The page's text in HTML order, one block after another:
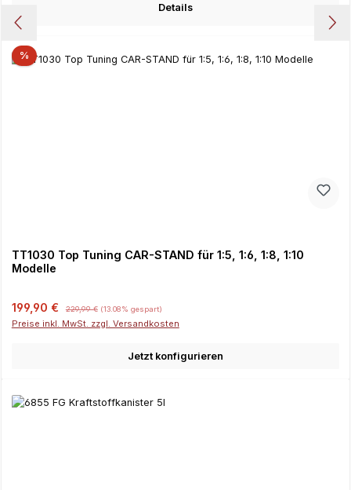
Details
%
TT1030 Top Tuning CAR-STAND für 1:5, 1:6, 1:8, 1:10
Modelle
Verkaufspreis:
199,90 € 229,99 € (13.08% gespart)
Preise inkl. MwSt. zzgl. Versandkosten
Jetzt konfigurieren